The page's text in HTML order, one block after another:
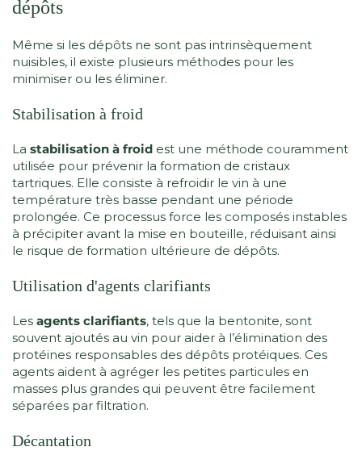
dépôts
Même si les dépôts ne sont pas intrinsèquement
nuisibles, il existe plusieurs méthodes pour les
minimiser ou les éliminer.
Stabilisation à froid
La stabilisation à froid est une méthode couramment
utilisée pour prévenir la formation de cristaux
tartriques. Elle consiste à refroidir le vin à une
température très basse pendant une période
prolongée. Ce processus force les composés instables
à précipiter avant la mise en bouteille, réduisant ainsi
le risque de formation ultérieure de dépôts.
Utilisation d'agents clarifiants
Les agents clarifiants, tels que la bentonite, sont
souvent ajoutés au vin pour aider à l’élimination des
protéines responsables des dépôts protéiques. Ces
agents aident à agréger les petites particules en
masses plus grandes qui peuvent être facilement
séparées par filtration.
Décantation